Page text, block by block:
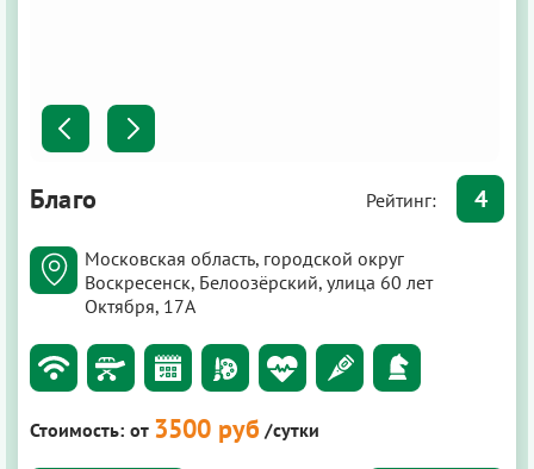
Благо Рейтинг: 4
Московская область, городской округ
Воскресенск, Белоозёрский, улица 60 лет
Октября, 17А
Стоимость: от 3500 руб /сутки